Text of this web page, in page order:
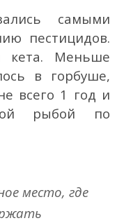
самыми
пестицидов.
кета. Меньше
в горбуше,
всего 1 год и
рыбой по
место, где